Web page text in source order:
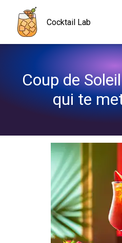
Cocktail Lab
Coup de
qui te
Navigated to Coup de Soleil : le